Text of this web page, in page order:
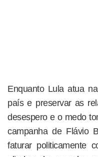
Enquanto Lula atua
país e preservar as
desespero e o medo
campanha de Flávio
faturar politicamente